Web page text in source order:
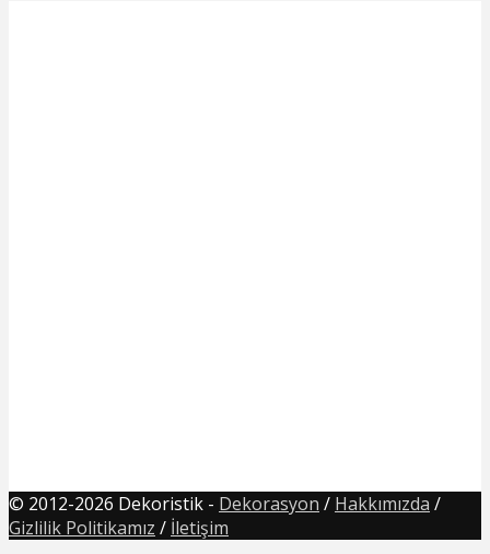
© 2012-2026 Dekoristik - Dekorasyon / Hakkımızda /
Gizlilik Politikamız / İletişim